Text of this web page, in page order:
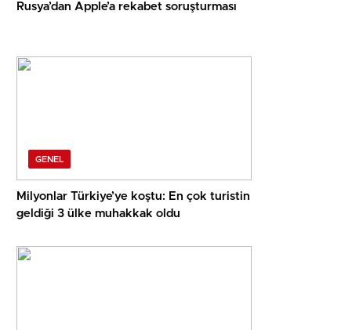
Rusya’dan Apple’a rekabet soruşturması
GENEL
Milyonlar Türkiye’ye koştu: En çok turistin
geldiği 3 ülke muhakkak oldu